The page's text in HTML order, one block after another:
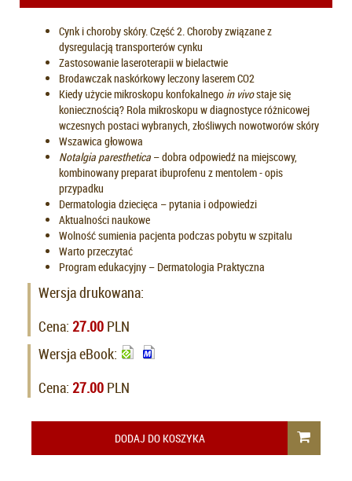
Cynk i choroby skóry. Część 2. Choroby związane z
dysregulacją transporterów cynku
Zastosowanie laseroterapii w bielactwie
Brodawczak naskórkowy leczony laserem CO2
Kiedy użycie mikroskopu konfokalnego in vivostaje się
koniecznością? Rola mikroskopu w diagnostyce różnicowej
wczesnych postaci wybranych, złośliwych nowotworów skóry
Wszawica głowowa
Notalgia paresthetica – dobra odpowiedź na miejscowy,
kombinowany preparat ibuprofenu z mentolem - opis
przypadku
Dermatologia dziecięca – pytania i odpowiedzi
Aktualności naukowe
Wolność sumienia pacjenta podczas pobytu w szpitalu
Warto przeczytać
Program edukacyjny – Dermatologia Praktyczna
Wersja drukowana:
Cena: 27.00 PLN
Wersja eBook:
Cena: 27.00 PLN
DODAJ DO KOSZYKA